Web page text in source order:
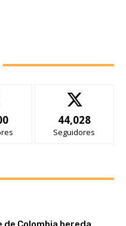
44,028
Seguidores